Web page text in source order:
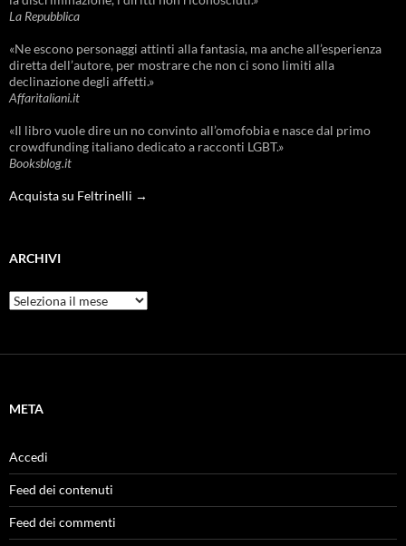
La Repubblica
«Ne escono personaggi attinti alla fantasia, ma anche all’esperienza
diretta dell’autore, per mostrare che non ci sono limiti alla
declinazione degli affetti.»
Affaritaliani.it
«Il libro vuole dire un no convinto all’omofobia e nasce dal primo
crowdfunding italiano dedicato a racconti LGBT.»
Booksblog.it
Acquista su Feltrinelli →
ARCHIVI
Archivi
META
Accedi
Feed dei contenuti
Feed dei commenti